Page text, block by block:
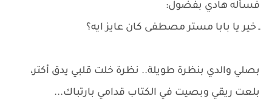
فسأله هادي بفضول:
ـ خير يا بابا مستر مصطفى كان عايز ايه؟
بصلي والدي بنظرة طويلة.. نظرة خلت قلبي يدق أكتر،
بلعت ريقي وبصيت في الكتاب قدامي بارتباك...